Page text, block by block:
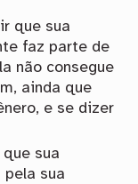
que sua
faz parte de
não consegue
ainda que
e se dizer
sua
sua